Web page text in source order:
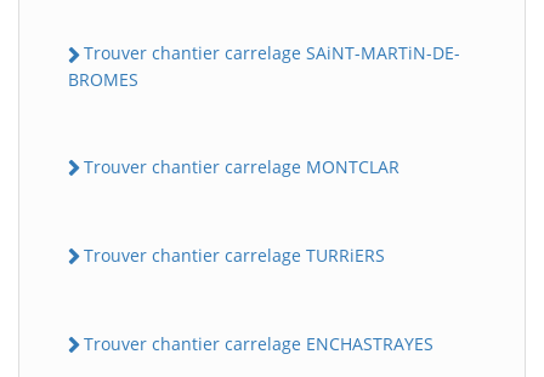
Trouver chantier carrelage SAiNT-MARTiN-DE-
BROMES
Trouver chantier carrelage MONTCLAR
Trouver chantier carrelage TURRiERS
Trouver chantier carrelage ENCHASTRAYES